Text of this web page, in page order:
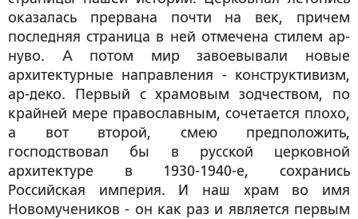
оказалась прервана почти на век, причем
последняя страница в ней отмечена стилем ар-
нуво. А потом мир завоевывали новые
архитектурные направления - конструктивизм,
ар-деко. Первый с храмовым зодчеством, по
крайней мере православным, сочетается плохо,
а вот второй, смею предположить,
господствовал бы в русской церковной
архитектуре в 1930-1940-е, сохранись
Российская империя. И наш храм во имя
Новомучеников - он как раз и является первым